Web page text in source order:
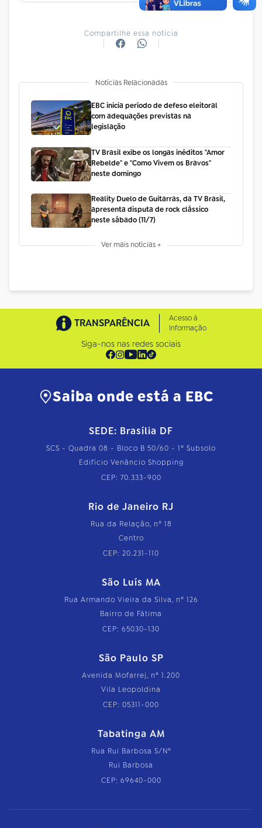
Compartilhe essa notícia
Notícias Relacionadas
EBC inicia período de defeso eleitoral
com adequações previstas na
legislação
TV Brasil exibe os longas inéditos "Amor
Rebelde" e "Como Vivem os Bravos"
neste domingo
Reality Duelo de Guitarras, da TV Brasil,
apresenta disputa de rock clássico
neste sábado (11/7)
Ver mais notícias +
TRANSPARÊNCIA
Acesso à
Informação
Siga-nos nas redes sociais
Saiba onde está a EBC
SEDE: Brasília DF
SCS - Quadra 08 - Bloco B 50/60 - 1º Subsolo
Edifício Venâncio Shopping
CEP: 70.333-900
Rio de Janeiro RJ
Rua da Relação, nº 18
Centro
CEP: 20.231-110
São Luís MA
Rua Armando Vieira da Silva, nº 126
Bairro de Fátima
CEP: 65030-130
São Paulo SP
Avenida Mofarrej, nº 1.200
Vila Leopoldina
CEP: 05311-000
Tabatinga AM
Rua Rui Barbosa S/Nº
Rui Barbosa
CEP: 69640-000